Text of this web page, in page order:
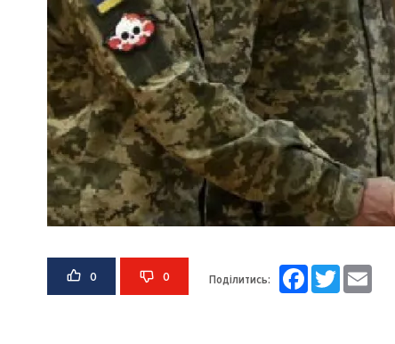
0 0 Поділитись: FacebookTwitter